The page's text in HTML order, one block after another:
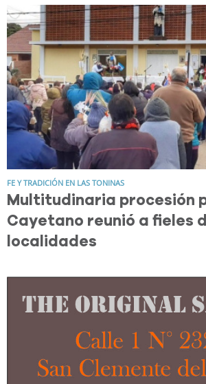
FE Y TRADICIÓN EN LAS TONINAS
Multitudinaria procesión
Cayetano reunió a fieles
localidades